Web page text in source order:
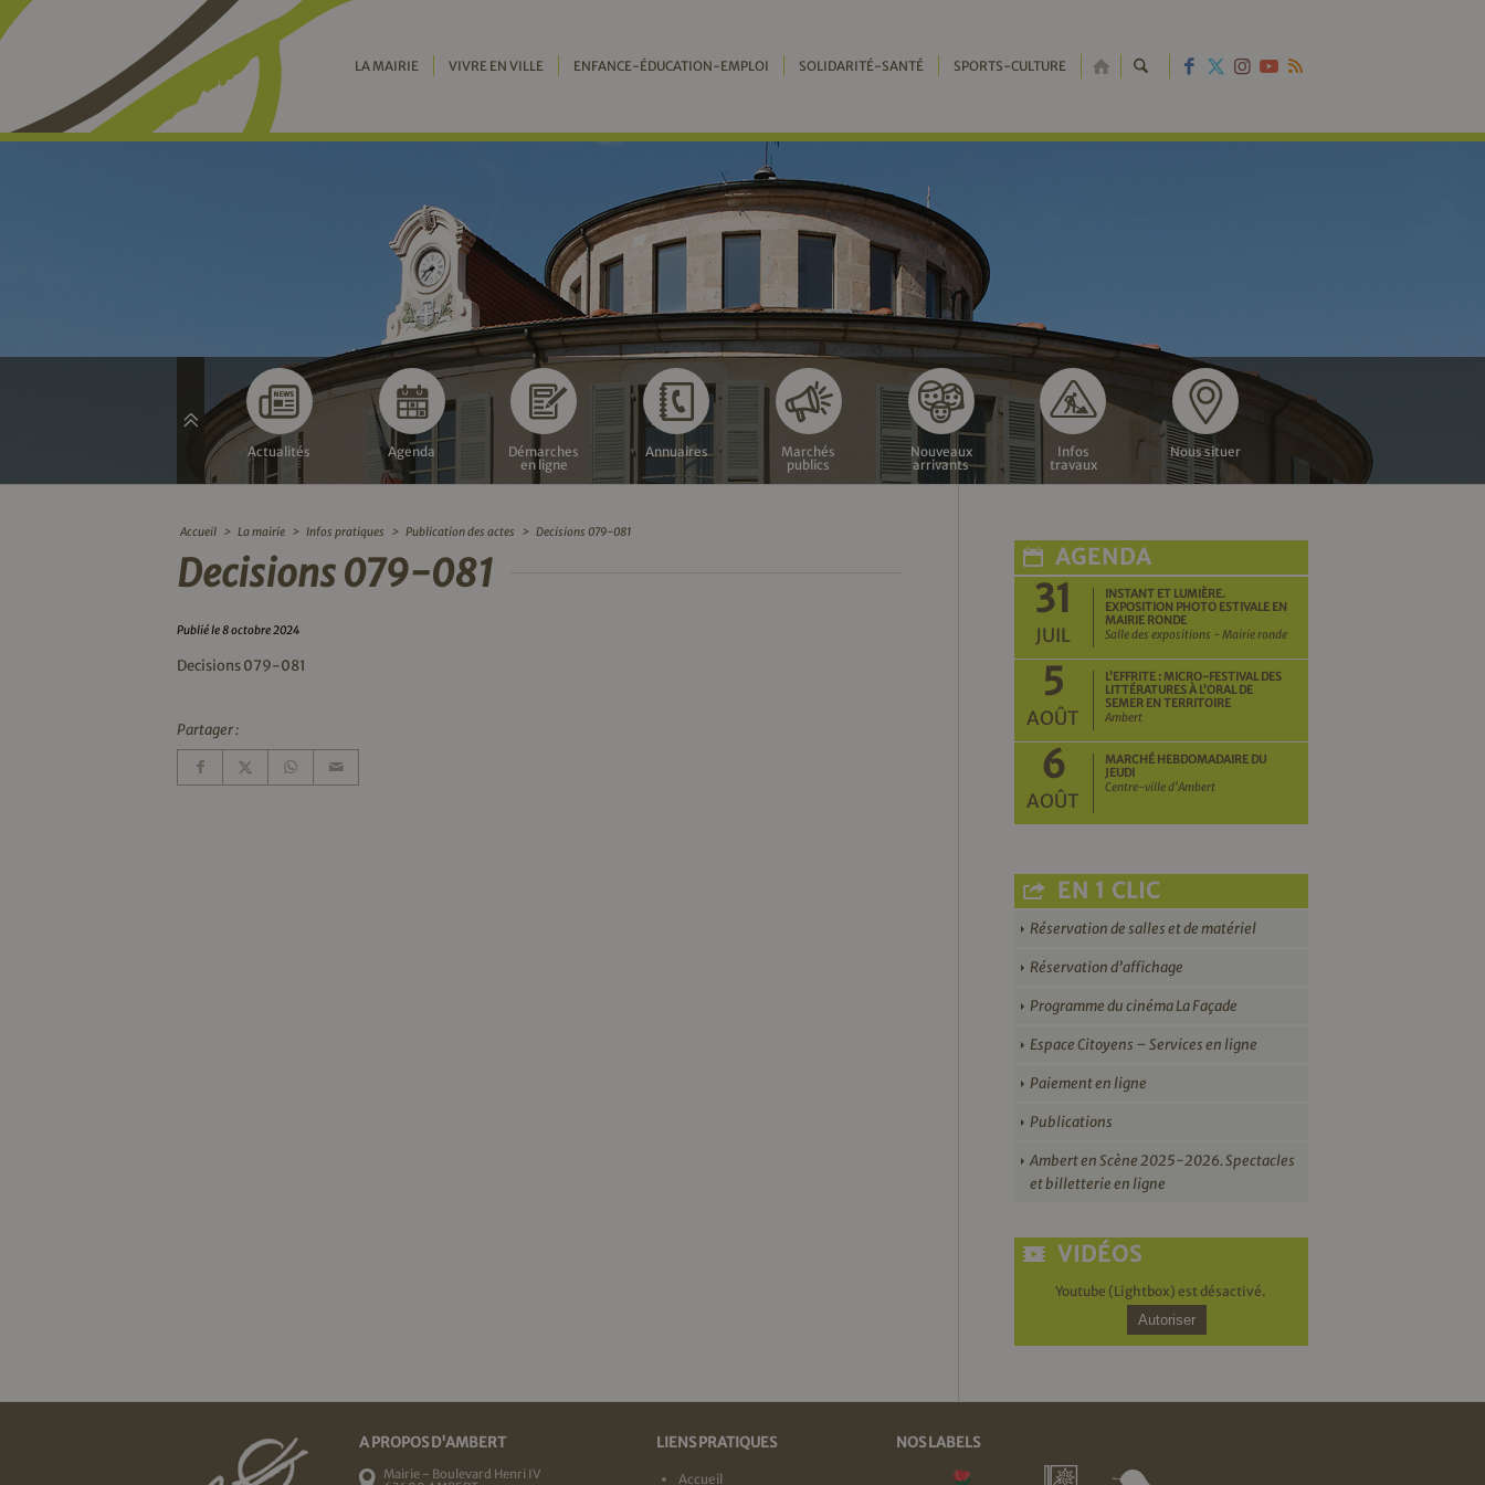
LA MAIRIE VIVRE EN VILLE ENFANCE-ÉDUCATION-EMPLOI SOLIDARITÉ-SANTÉ SPORTS-CULTURE RETOUR
Actualités Agenda
Démarches
en ligne
Annuaires
Marchés
publics
Nouveaux
arrivants
Infos
travaux
Nous situer
Accueil > La mairie > Infos pratiques > Publication des actes > Decisions 079-081
Decisions 079-081
Publié le 8 octobre 2024
Decisions 079-081
Partager :
AGENDA
31
JUIL
INSTANT ET LUMIÈRE.
EXPOSITION PHOTO ESTIVALE EN
MAIRIE RONDE
Salle des expositions - Mairie ronde
5
AOÛT
L’EFFRITE : MICRO-FESTIVAL DES
LITTÉRATURES À L’ORAL DE
SEMER EN TERRITOIRE
Ambert
6
AOÛT
MARCHÉ HEBDOMADAIRE DU
JEUDI
Centre-ville d'Ambert
EN 1 CLIC
Réservation de salles et de matériel
Réservation d’affichage
Programme du cinéma La Façade
Espace Citoyens – Services en ligne
Paiement en ligne
Publications
Ambert en Scène 2025-2026. Spectacles
et billetterie en ligne
VIDÉOS
Youtube (Lightbox) est désactivé.
Autoriser
A PROPOS D'AMBERT
Mairie - Boulevard Henri IV
LIENS PRATIQUES
Accueil
NOS LABELS